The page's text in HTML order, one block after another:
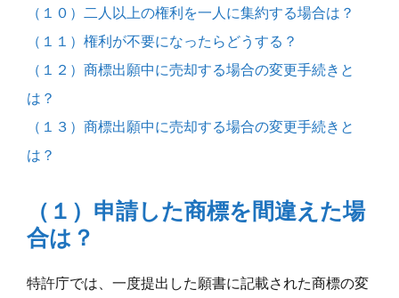
（１０）二人以上の権利を一人に集約する場合は？
（１１）権利が不要になったらどうする？
（１２）商標出願中に売却する場合の変更手続きと
は？
（１３）商標出願中に売却する場合の変更手続きと
は？
（１）申請した商標を間違えた場
合は？
特許庁では、一度提出した願書に記載された商標の変